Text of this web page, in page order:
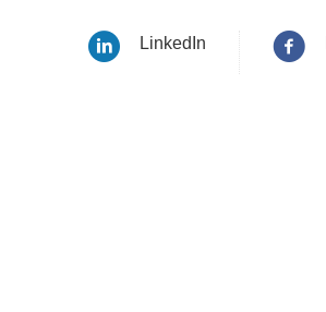
LinkedIn